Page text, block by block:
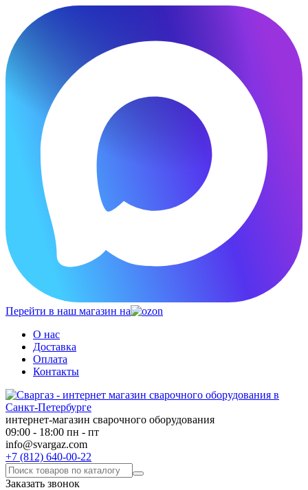
Перейти в наш магазин на
О нас
Доставка
Оплата
Контакты
интернет-магазин сварочного оборудования
09:00 - 18:00 пн - пт
info@svargaz.com
+7 (812) 640-00-22
Заказать звонок